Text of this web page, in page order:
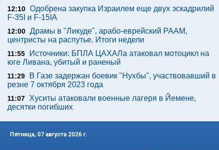
12:10 Одобрена закупка Израилем еще двух эскадрилий
F-35I и F-15IA
12:00 Драмы в "Ликуде", арабо-еврейский РААМ,
центристы на распутье. Итоги недели
11:55
Источники: БПЛА ЦАХАЛа атаковал мотоцикл на
юге Ливана, убитый и раненый
11:29
В Газе задержан боевик "Нухбы", участвовавший в
резне 7 октября 2023 года
11:07 Хуситы атаковали военные лагеря в Йемене,
десятки погибших
Пятница, 07 августа 2026 г.